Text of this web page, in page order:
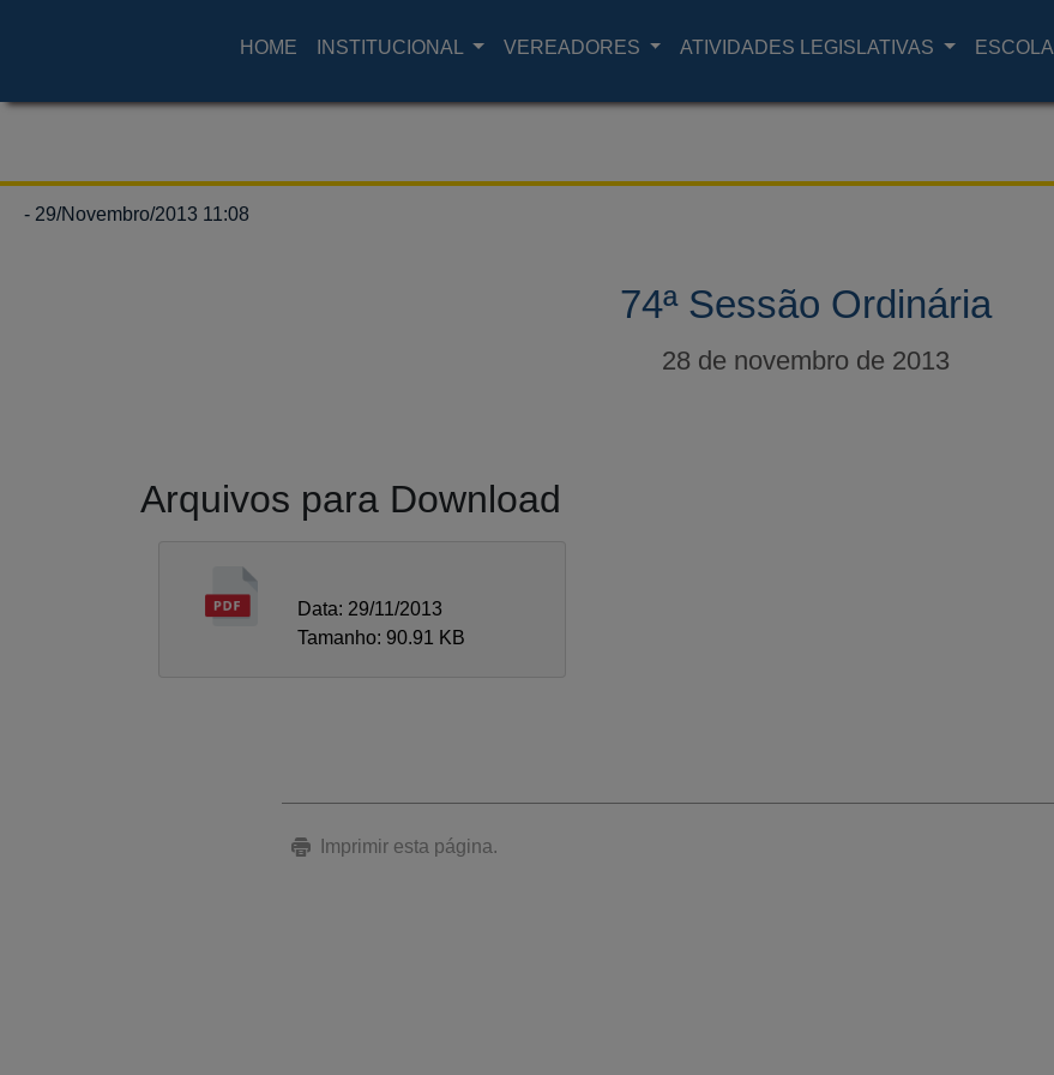
HOME INSTITUCIONAL VEREADORES ATIVIDADES LEGISLATIVAS ESCOLA
- 29/Novembro/2013 11:08
74ª Sessão Ordinária
28 de novembro de 2013
Arquivos para Download
Data: 29/11/2013
Tamanho: 90.91 KB
Imprimir esta página.